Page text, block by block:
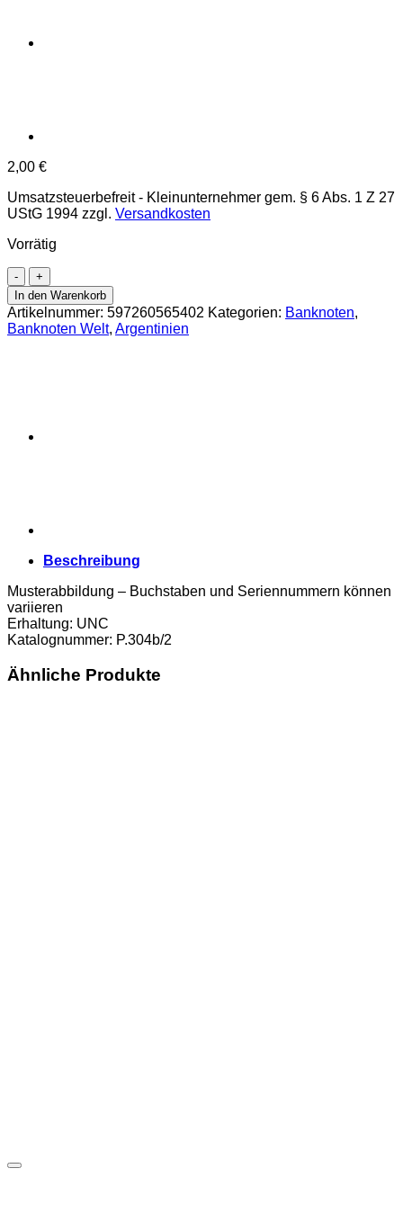
2,00 €
Umsatzsteuerbefreit - Kleinunternehmer gem. § 6 Abs. 1 Z 27
UStG 1994 zzgl. Versandkosten
Vorrätig
Argentinien
1000
Pesos
ND
(1976/83),
In den Warenkorb
Artikelnummer: 597260565402 Kategorien: Banknoten,
Banknoten Welt, Argentinien
Beschreibung
Musterabbildung – Buchstaben und Seriennummern können
variieren
Erhaltung: UNC
Katalognummer: P.304b/2
Ähnliche Produkte